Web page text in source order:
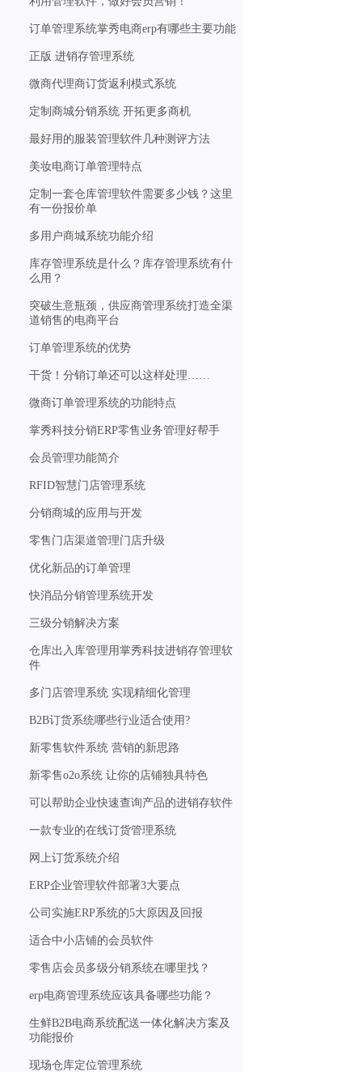
订单管理系统掌秀电商erp有哪些主要功能
正版 进销存管理系统
微商代理商订货返利模式系统
定制商城分销系统 开拓更多商机
最好用的服装管理软件几种测评方法
美妆电商订单管理特点
定制一套仓库管理软件需要多少钱？这里
有一份报价单
多用户商城系统功能介绍
库存管理系统是什么？库存管理系统有什
么用？
突破生意瓶颈，供应商管理系统打造全渠
道销售的电商平台
订单管理系统的优势
干货！分销订单还可以这样处理……
微商订单管理系统的功能特点
掌秀科技分销ERP零售业务管理好帮手
会员管理功能简介
RFID智慧门店管理系统
分销商城的应用与开发
零售门店渠道管理门店升级
优化新品的订单管理
快消品分销管理系统开发
三级分销解决方案
仓库出入库管理用掌秀科技进销存管理软
件
多门店管理系统 实现精细化管理
B2B订货系统哪些行业适合使用?
新零售软件系统 营销的新思路
新零售o2o系统 让你的店铺独具特色
可以帮助企业快速查询产品的进销存软件
一款专业的在线订货管理系统
网上订货系统介绍
ERP企业管理软件部署3大要点
公司实施ERP系统的5大原因及回报
适合中小店铺的会员软件
零售店会员多级分销系统在哪里找？
erp电商管理系统应该具备哪些功能？
生鲜B2B电商系统配送一体化解决方案及
功能报价
现场仓库定位管理系统